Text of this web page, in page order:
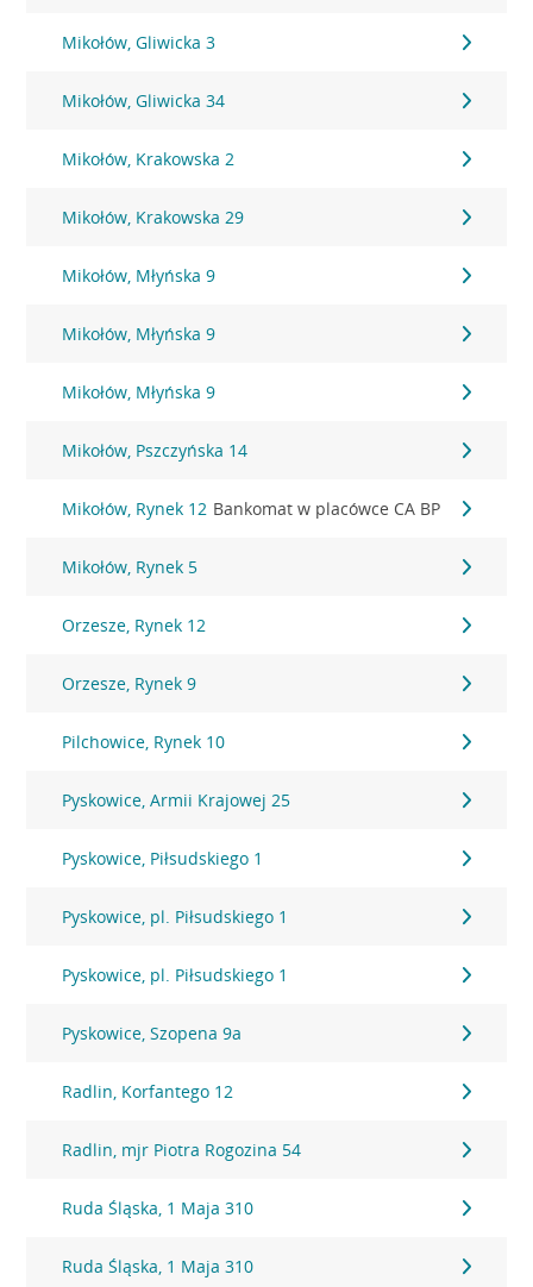
Mikołów, Gliwicka 3
Mikołów, Gliwicka 34
Mikołów, Krakowska 2
Mikołów, Krakowska 29
Mikołów, Młyńska 9
Mikołów, Młyńska 9
Mikołów, Młyńska 9
Mikołów, Pszczyńska 14
Mikołów, Rynek 12 Bankomat w placówce CA BP
Mikołów, Rynek 5
Orzesze, Rynek 12
Orzesze, Rynek 9
Pilchowice, Rynek 10
Pyskowice, Armii Krajowej 25
Pyskowice, Piłsudskiego 1
Pyskowice, pl. Piłsudskiego 1
Pyskowice, pl. Piłsudskiego 1
Pyskowice, Szopena 9a
Radlin, Korfantego 12
Radlin, mjr Piotra Rogozina 54
Ruda Śląska, 1 Maja 310
Ruda Śląska, 1 Maja 310